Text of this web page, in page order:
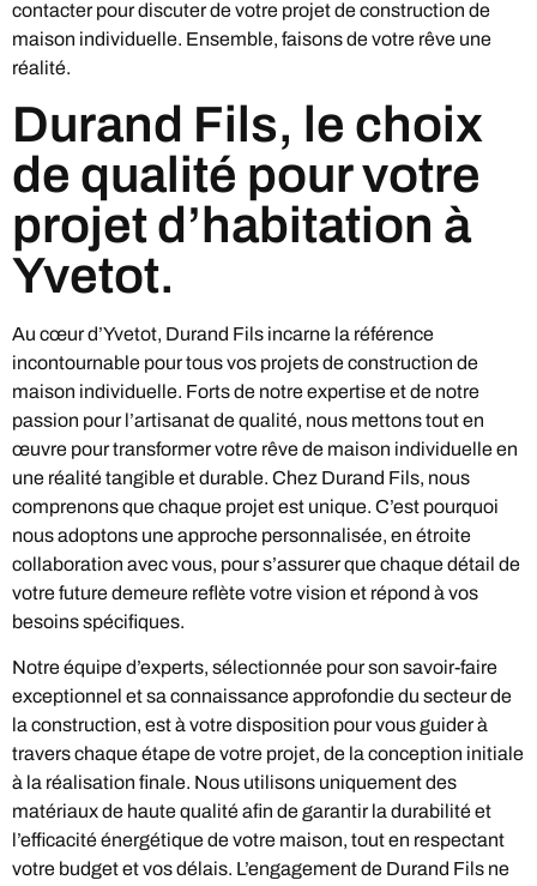
contacter pour discuter de votre projet de construction de
maison individuelle. Ensemble, faisons de votre rêve une
réalité.
Durand Fils, le choix
de qualité pour votre
projet d’habitation à
Yvetot.
Au cœur d’Yvetot, Durand Fils incarne la référence
incontournable pour tous vos projets de construction de
maison individuelle. Forts de notre expertise et de notre
passion pour l’artisanat de qualité, nous mettons tout en
œuvre pour transformer votre rêve de maison individuelle en
une réalité tangible et durable. Chez Durand Fils, nous
comprenons que chaque projet est unique. C’est pourquoi
nous adoptons une approche personnalisée, en étroite
collaboration avec vous, pour s’assurer que chaque détail de
votre future demeure reflète votre vision et répond à vos
besoins spécifiques.
Notre équipe d’experts, sélectionnée pour son savoir-faire
exceptionnel et sa connaissance approfondie du secteur de
la construction, est à votre disposition pour vous guider à
travers chaque étape de votre projet, de la conception initiale
à la réalisation finale. Nous utilisons uniquement des
matériaux de haute qualité afin de garantir la durabilité et
l’efficacité énergétique de votre maison, tout en respectant
votre budget et vos délais. L’engagement de Durand Fils ne